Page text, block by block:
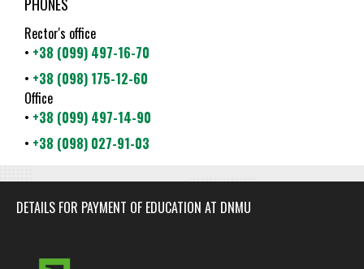
Rector's office
• +38 (099) 497-16-70
• +38 (098) 175-12-60
Office
• +38 (099) 497-14-90
• +38 (098) 027-91-03
DETAILS FOR PAYMENT OF EDUCATION AT DNMU